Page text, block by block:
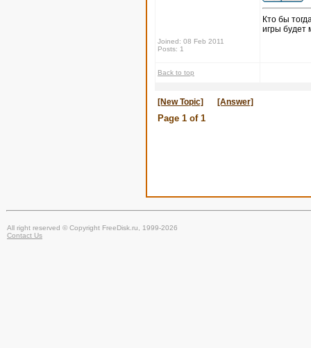
Joined: 08 Feb 2011
Posts: 1
Кто бы
игры будет
Back to top
[New Topic] [Answer]
Page 1 of 1
All right reserved © Copyright FreeDisk.ru, 1999-2026
Contact Us